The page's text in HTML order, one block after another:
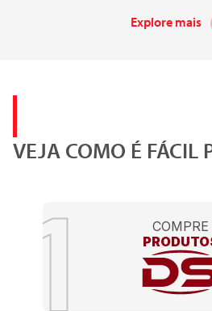
Explore mais
VEJA COMO É FÁCIL
COMPRE